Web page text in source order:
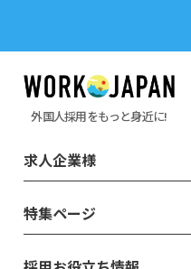
外国人採用をもっと身近に!
求人企業様
特集ページ